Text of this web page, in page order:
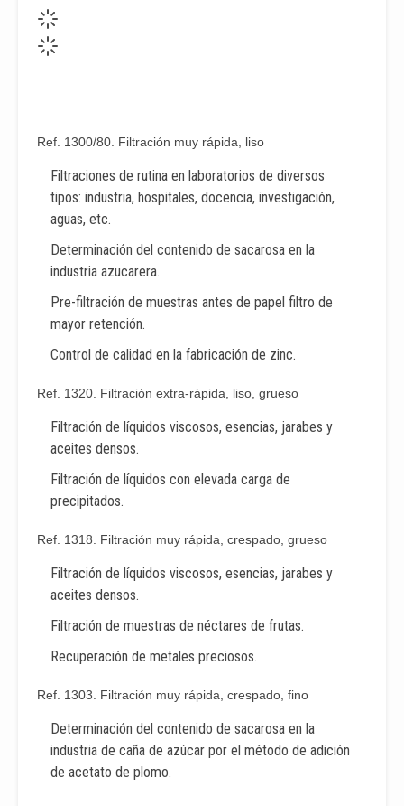
Ref. 1300/80. Filtración muy rápida, liso
Filtraciones de rutina en laboratorios de diversos
tipos: industria, hospitales, docencia, investigación,
aguas, etc.
Determinación del contenido de sacarosa en la
industria azucarera.
Pre-filtración de muestras antes de papel filtro de
mayor retención.
Control de calidad en la fabricación de zinc.
Ref. 1320. Filtración extra-rápida, liso, grueso
Filtración de líquidos viscosos, esencias, jarabes y
aceites densos.
Filtración de líquidos con elevada carga de
precipitados.
Ref. 1318. Filtración muy rápida, crespado, grueso
Filtración de líquidos viscosos, esencias, jarabes y
aceites densos.
Filtración de muestras de néctares de frutas.
Recuperación de metales preciosos.
Ref. 1303. Filtración muy rápida, crespado, fino
Determinación del contenido de sacarosa en la
industria de caña de azúcar por el método de adición
de acetato de plomo.